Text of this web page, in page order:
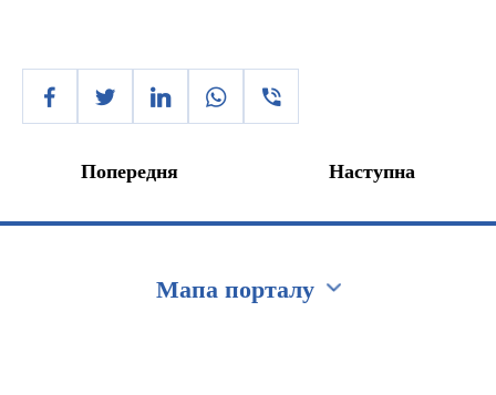
Попередня Наступна
Мапа порталу